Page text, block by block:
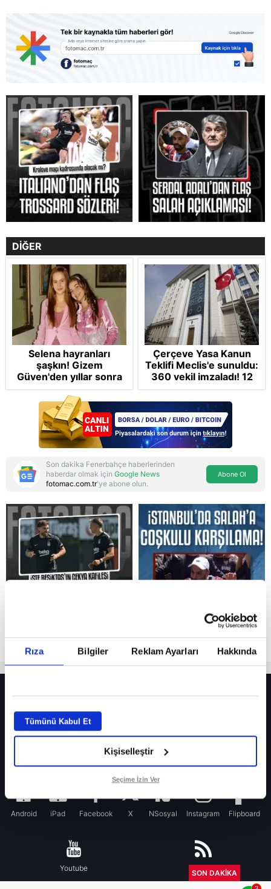
Rıza Bilgiler Reklam Ayarları Hakkında
Tümünü Kabul Et
Kişiselleştir
Seçime İzin Ver
Reddet
DİĞER
Selena hayranları
şaşkın! Gizem
Güven'den yıllar sonra
gelen Cansu Demirci
itirafı! "Konuşmuyoruz"
Çerçeve Yasa Kanun
Teklifi Meclis'e sunuldu:
360 vekil imzaladı! 12
maddede tüm detaylar
Takvim'de: Silah
bırakmada tespit ve
teyit MGK'da
Son dakika Fenerbahçe haberlerinden
haberdar olmak için Google News
fotomac.com.tr'ye abone olun.
Abone Ol
Fenerbahçe’de sürpriz ayrılık ihtimali! Devre arasında gelmişti
Fenerbahçe’nin yeni transferi Mason Greenwood için olay sözler!
Galatasaray’da rota yeniden Thiago Almada!
Android iPad Facebook X NSosyal Instagram Flipboard
Youtube RSS
SON DAKİKA